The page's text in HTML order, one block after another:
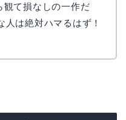
観て損なしの一作だ
人は絶対ハマるはず！